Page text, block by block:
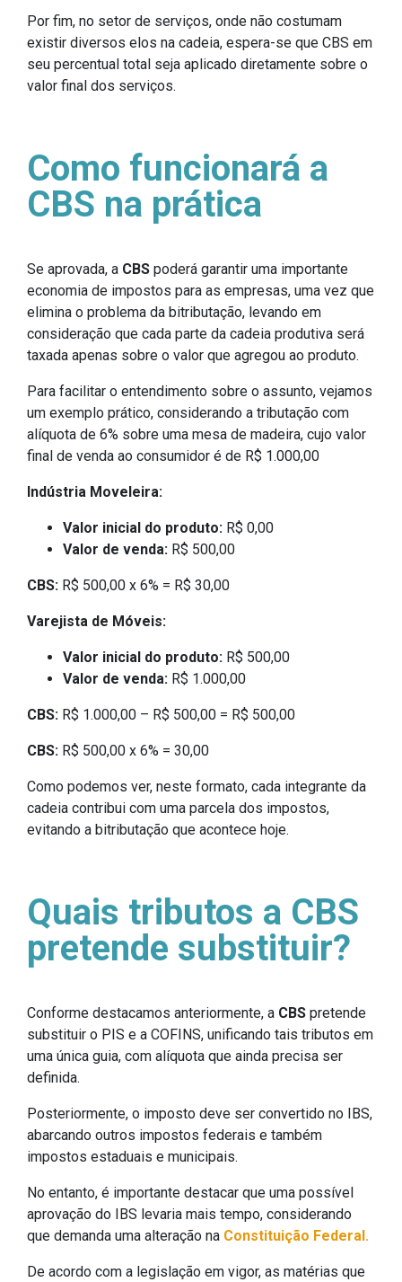
Por fim, no setor de serviços, onde não costumam
existir diversos elos na cadeia, espera-se que CBS em
seu percentual total seja aplicado diretamente sobre o
valor final dos serviços.
Como funcionará a
CBS na prática
Se aprovada, a CBS poderá garantir uma importante
economia de impostos para as empresas, uma vez que
elimina o problema da bitributação, levando em
consideração que cada parte da cadeia produtiva será
taxada apenas sobre o valor que agregou ao produto.
Para facilitar o entendimento sobre o assunto, vejamos
um exemplo prático, considerando a tributação com
alíquota de 6% sobre uma mesa de madeira, cujo valor
final de venda ao consumidor é de R$ 1.000,00
Indústria Moveleira:
Valor inicial do produto: R$ 0,00
Valor de venda: R$ 500,00
CBS: R$ 500,00 x 6% = R$ 30,00
Varejista de Móveis:
Valor inicial do produto: R$ 500,00
Valor de venda: R$ 1.000,00
CBS: R$ 1.000,00 – R$ 500,00 = R$ 500,00
CBS: R$ 500,00 x 6% = 30,00
Como podemos ver, neste formato, cada integrante da
cadeia contribui com uma parcela dos impostos,
evitando a bitributação que acontece hoje.
Quais tributos a CBS
pretende substituir?
Conforme destacamos anteriormente, a CBS pretende
substituir o PIS e a COFINS, unificando tais tributos em
uma única guia, com alíquota que ainda precisa ser
definida.
Posteriormente, o imposto deve ser convertido no IBS,
abarcando outros impostos federais e também
impostos estaduais e municipais.
No entanto, é importante destacar que uma possível
aprovação do IBS levaria mais tempo, considerando
que demanda uma alteração na Constituição Federal.
De acordo com a legislação em vigor, as matérias que